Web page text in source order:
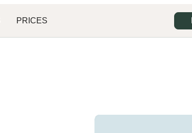
PRICES